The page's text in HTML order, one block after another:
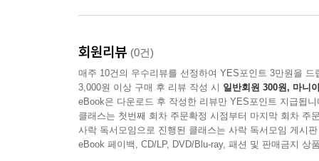
회원리뷰 (0건)
매주 10건의 우수리뷰를 선정하여 YES포인트 3만원을 드
3,000원 이상 구매 후 리뷰 작성 시 일반회원 300원, 마니
eBook은 다운로드 후 작성한 리뷰만 YES포인트 지급됩니
클래스는 첫번째 회차 주문확정 시점부터 마지막 회차 주
사락 독서모임으로 진행된 클래스는 사락 독서모임 게시
eBook 페이백, CD/LP, DVD/Blu-ray, 패션 및 판매금지 상